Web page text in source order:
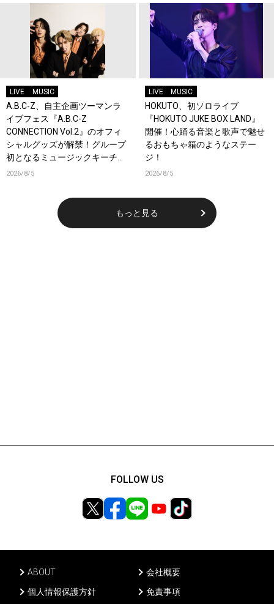
LIVE MUSIC
A.B.C-Z、自主企画ツーマンラ
イブフェス『A.B.C-Z
CONNECTION Vol.2』のオフィ
シャルグッズが解禁！グループ
初となるミュージックキーチェ
ーンが登場！
2026/8/5
LIVE MUSIC
HOKUTO、初ソロライブ
『HOKUTO JUKE BOX LAND』
開催！心踊る音楽と歌声で魅せ
るおもちゃ箱のようなステー
ジ！
2026/8/5
もっと見る
ABOUT
会社概要
個人情報保護方針
免責事項
FOLLOW US